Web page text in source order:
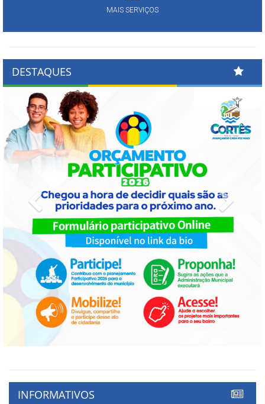
MAIS SERVIÇOS
DESTAQUES
Previous
INFORMATIVOS